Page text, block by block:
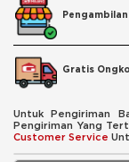
Gratis
Untuk Pengiriman
Pengiriman Yang
Customer Service